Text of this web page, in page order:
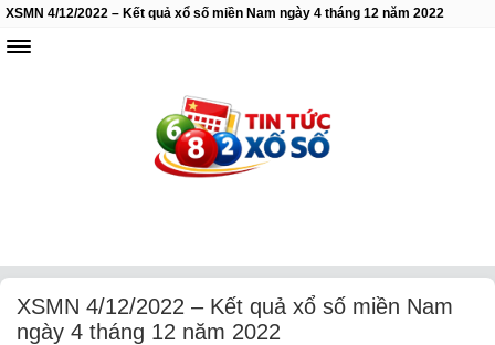
XSMN 4/12/2022 – Kết quả xổ số miền Nam ngày 4 tháng 12 năm 2022
XSMN 4/12/2022 – Kết quả xổ số miền Nam
ngày 4 tháng 12 năm 2022